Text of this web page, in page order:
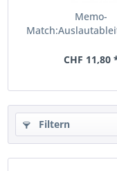
Memo-
CHF 11,80
Filtern